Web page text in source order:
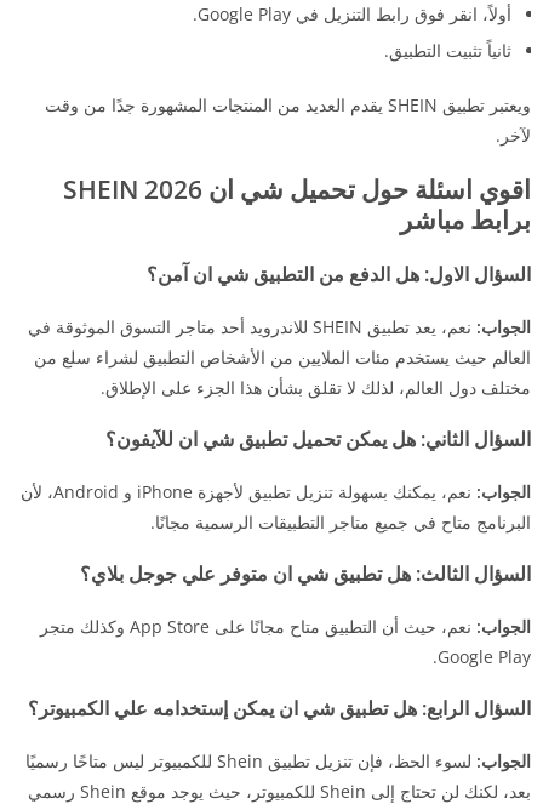
أولاً، انقر فوق رابط التنزيل في Google Play.
ثانياً تثبيت التطبيق.
ويعتبر تطبيق SHEIN يقدم العديد من المنتجات المشهورة جدًا من وقت
لآخر.
اقوي اسئلة حول تحميل شي ان SHEIN 2026
برابط مباشر
السؤال الاول: هل الدفع من التطبيق شي ان آمن؟
الجواب:
نعم، يعد تطبيق SHEIN للاندرويد أحد متاجر التسوق الموثوقة في
العالم حيث يستخدم مئات الملايين من الأشخاص التطبيق لشراء سلع من
مختلف دول العالم، لذلك لا تقلق بشأن هذا الجزء على الإطلاق.
السؤال الثاني: هل يمكن تحميل تطبيق شي ان للآيفون؟
الجواب:
نعم، يمكنك بسهولة تنزيل تطبيق لأجهزة iPhone و Android، لأن
البرنامج متاح في جميع متاجر التطبيقات الرسمية مجانًا.
السؤال الثالث: هل تطبيق شي ان متوفر علي جوجل بلاي؟
الجواب:
نعم، حيث أن التطبيق متاح مجانًا على App Store وكذلك متجر
Google Play.
السؤال الرابع: هل تطبيق شي ان يمكن إستخدامه علي الكمبيوتر؟
الجواب:
لسوء الحظ، فإن تنزيل تطبيق Shein للكمبيوتر ليس متاحًا رسميًا
بعد، لكنك لن تحتاج إلى Shein للكمبيوتر، حيث يوجد موقع Shein رسمي